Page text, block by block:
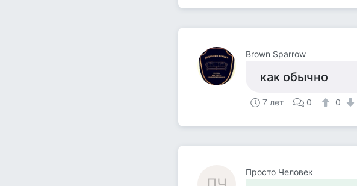
Brown Sparrow
как обычно
7 лет 0 0
Просто Человек